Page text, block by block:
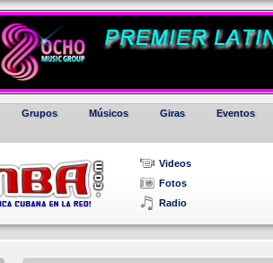
Grupos Músicos Giras Eventos
Videos
Fotos
Radio